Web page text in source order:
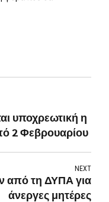
υποχρεωτική η
2 Φεβρουαρίου
NEXT
από τη ΔΥΠΑ για
άνεργες μητέρες